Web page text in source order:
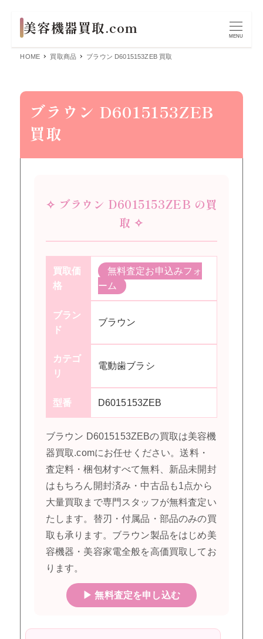
MENU
HOME 買取商品 ブラウン D6015153ZEB 買取
ブラウン D6015153ZEB
買取
✧ ブラウン D6015153ZEB の買
取 ✧
買取価
格
無料査定お申込みフォ
ーム
ブラン
ド
ブラウン
カテゴ
リ
電動歯ブラシ
型番 D6015153ZEB
ブラウン D6015153ZEBの買取は美容機
器買取.comにお任せください。送料・
査定料・梱包材すべて無料、新品未開封
はもちろん開封済み・中古品も1点から
大量買取まで専門スタッフが無料査定い
たします。替刃・付属品・部品のみの買
取も承ります。ブラウン製品をはじめ美
容機器・美容家電全般を高価買取してお
ります。
▶ 無料査定を申し込む